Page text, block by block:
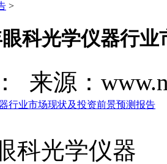
>
眼科光学仪器行
来源：
行业市场现状及投资前景预测报告
科光学仪器